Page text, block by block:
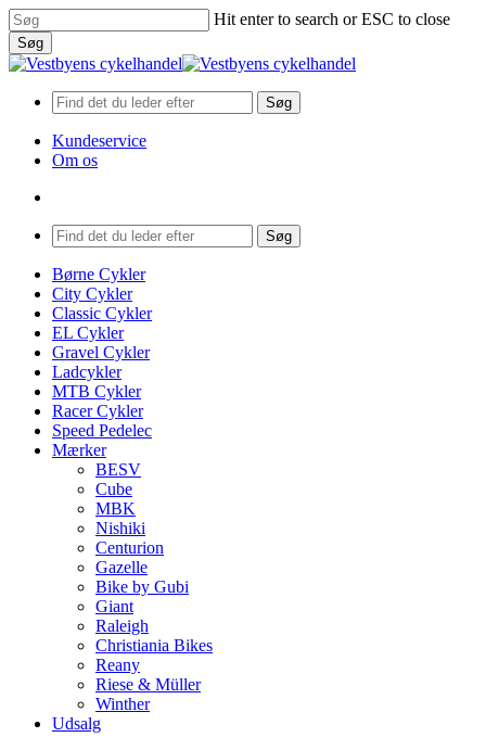
Skip
to
main
content
Hit enter to search or ESC to close
Søg
Close
Søg
Kundeservice
Om os
Menu
Søg
search
Menu
Børne Cykler
City Cykler
Classic Cykler
EL Cykler
Gravel Cykler
Ladcykler
MTB Cykler
Racer Cykler
Speed Pedelec
Mærker
BESV
Cube
MBK
Nishiki
Centurion
Gazelle
Bike by Gubi
Giant
Raleigh
Christiania Bikes
Reany
Riese & Müller
Winther
Udsalg